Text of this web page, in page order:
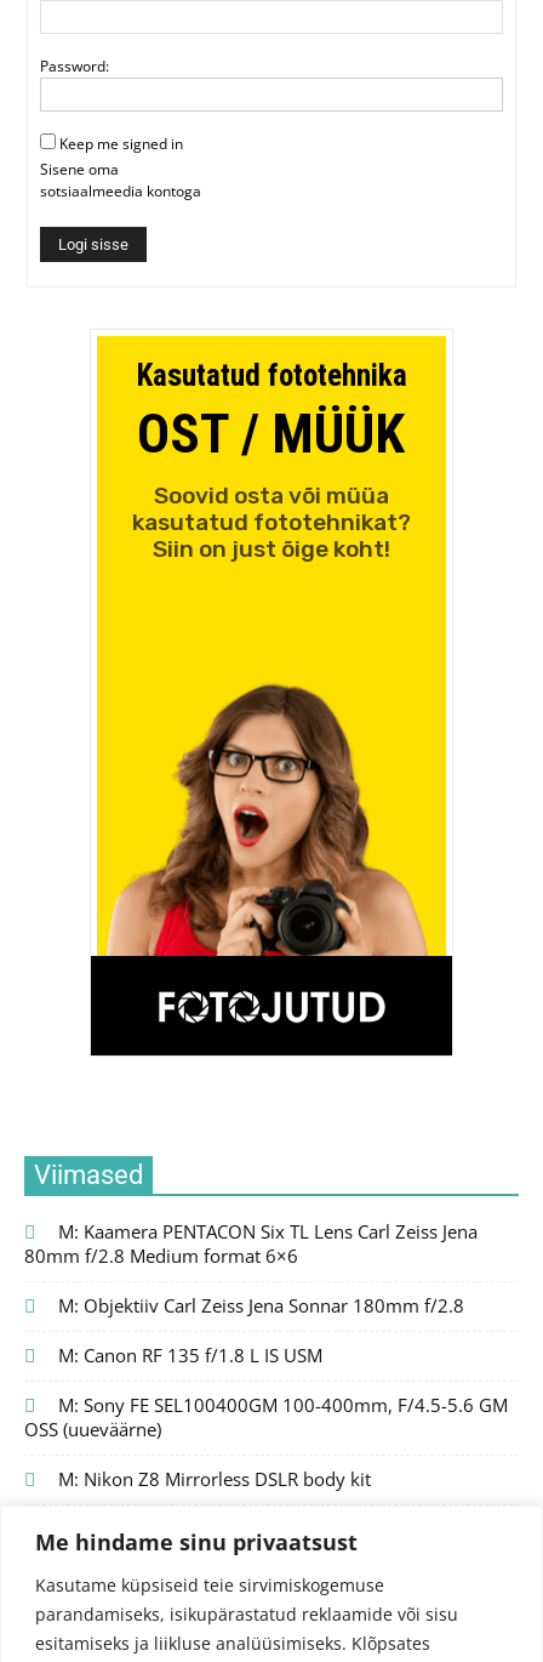
Me hindame sinu privaatsust
Kasutame küpsiseid teie sirvimiskogemuse
parandamiseks, isikupärastatud reklaamide või sisu
esitamiseks ja liikluse analüüsimiseks. Klõpsates
Password:
Keep me signed in
Sisene oma
sotsiaalmeedia kontoga
Logi sisse
Viimased
M: Kaamera PENTACON Six TL Lens Carl Zeiss Jena
80mm f/2.8 Medium format 6×6
M: Objektiiv Carl Zeiss Jena Sonnar 180mm f/2.8
M: Canon RF 135 f/1.8 L IS USM
M: Sony FE SEL100400GM 100-400mm, F/4.5-5.6 GM
OSS (uueväärne)
M: Nikon Z8 Mirrorless DSLR body kit